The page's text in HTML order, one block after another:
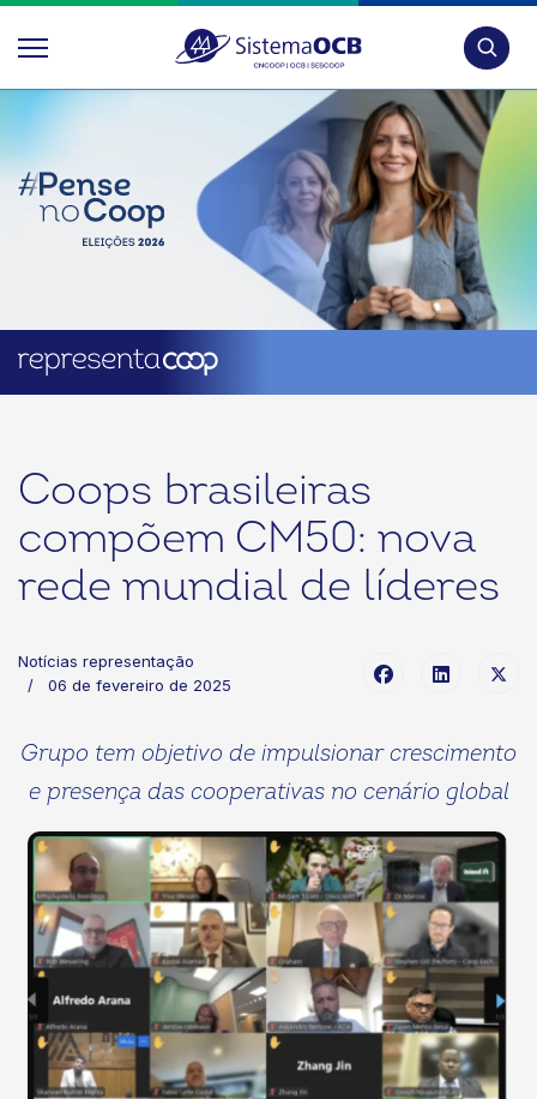
Coops brasileiras
compõem CM50: nova
rede mundial de líderes
Notícias representação
06 de fevereiro de 2025
Grupo tem objetivo de impulsionar crescimento
e presença das cooperativas no cenário global